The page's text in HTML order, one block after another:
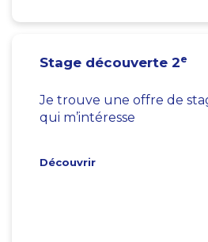
Stage découverte 2e
Je trouve une offre de
qui m’intéresse
Découvrir